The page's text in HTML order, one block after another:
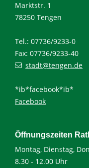
Marktstr. 1
78250 Tengen
Tel.: 07736/9233-0
Fax: 07736/9233-40
stadt@tengen.de
*ib*facebook*ib*
Facebook
Öffnungszeiten
Montag, Dienstag,
8.30 - 12.00 Uhr